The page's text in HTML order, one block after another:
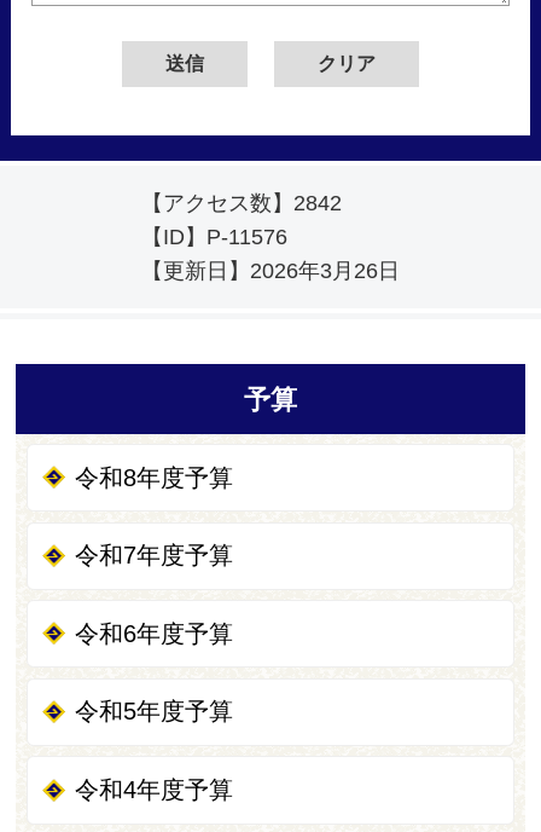
【アクセス数】 2842
【ID】 P-11576
【更新日】 2026年3月26日
予算
令和8年度予算
令和7年度予算
令和6年度予算
令和5年度予算
令和4年度予算